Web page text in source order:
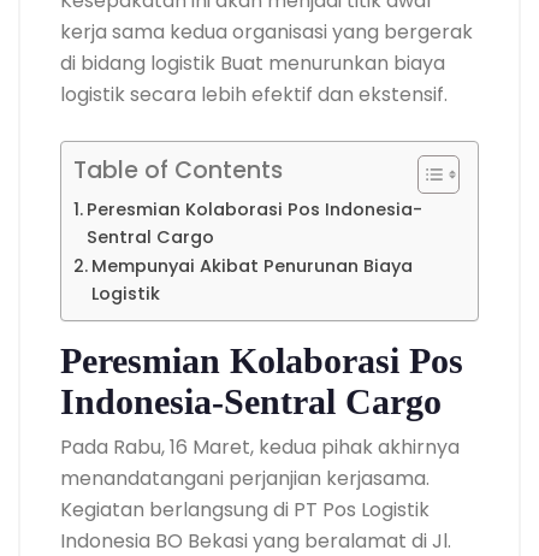
kerja sama kedua organisasi yang bergerak
di bidang logistik Buat menurunkan biaya
logistik secara lebih efektif dan ekstensif.
Table of Contents
Peresmian Kolaborasi Pos Indonesia-
Sentral Cargo
Mempunyai Akibat Penurunan Biaya
Logistik
Peresmian Kolaborasi Pos
Indonesia-Sentral Cargo
Pada Rabu, 16 Maret, kedua pihak akhirnya
menandatangani perjanjian kerjasama.
Kegiatan berlangsung di PT Pos Logistik
Indonesia BO Bekasi yang beralamat di Jl.